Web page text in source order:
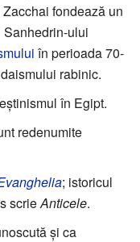
fondează un
ului
în perioada 70-
rabinic.
în Egipt.
redenumite
; istoricul
scrieAnticele.
și ca